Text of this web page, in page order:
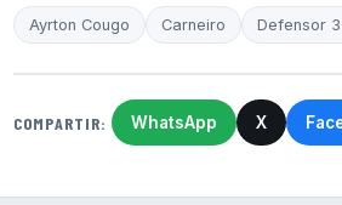
Ayrton Cougo Carneiro Defensor
COMPARTIR: WhatsApp X